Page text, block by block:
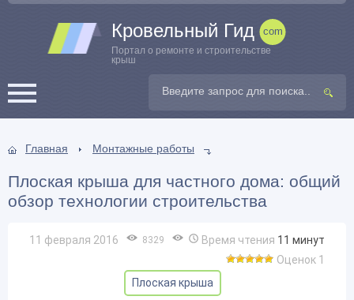
Кровельный Гид
Портал о ремонте и строительстве
крыш
Главная Монтажные работы
Плоская крыша для частного дома: общий
обзор технологии строительства
11 февраля 2016 8329 Время чтения 11 минут
Оценок 1
Плоская крыша